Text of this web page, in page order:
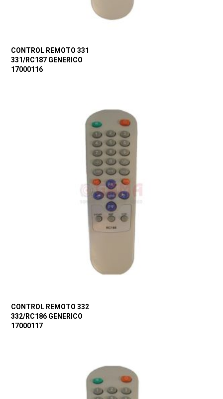
CONTROL REMOTO 331
331/RC187 GENERICO
17000116
CONTROL REMOTO 332
332/RC186 GENERICO
17000117